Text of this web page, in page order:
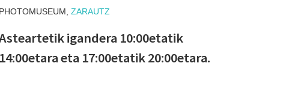
PHOTOMUSEUM, ZARAUTZ
igandera 10:00etatik
14:00etara eta 17:00etatik 20:00etara.